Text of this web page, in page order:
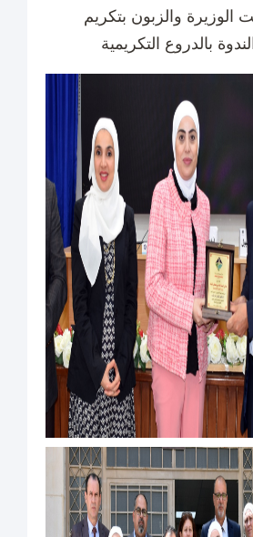
الوزيرة والزبون بتكريم